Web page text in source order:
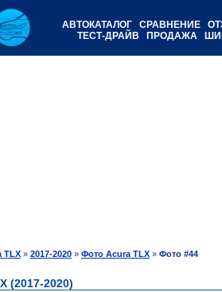
АВТОКАТАЛОГ СРАВНЕНИЕ
ТЕСТ-ДРАЙВ
ПРОДАЖА
TLX » 2017-2020 » Фото Acura TLX » Фото #44
(2017-2020)